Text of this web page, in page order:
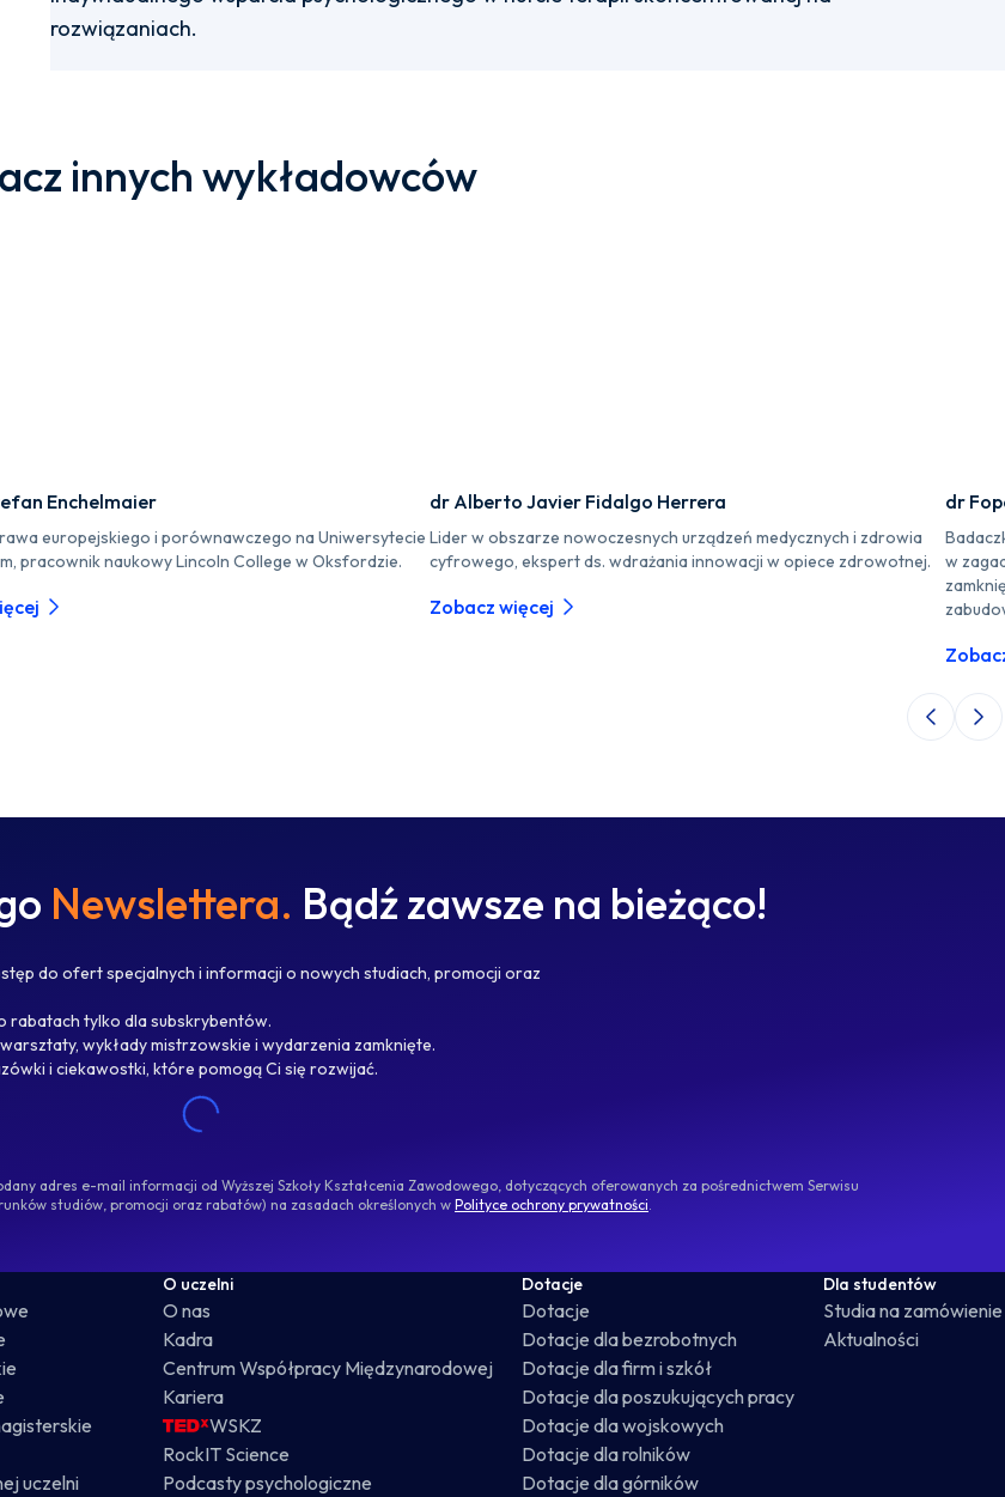
rozwiązaniach.
innych wykładowców
Enchelmaier
europejskiego i porównawczego na Uniwersytecie
pracownik naukowy Lincoln College w Oksfordzie.
dr Alberto Javier Fidalgo Herrera
Lider w obszarze nowoczesnych urządzeń medycznych i zdrowia
cyfrowego, ekspert ds. wdrażania innowacji w opiece zdrowotnej.
Zobacz więcej
dr
w
Poprzedni
Newslettera. Bądź zawsze na bieżąco!
do ofert specjalnych i informacji o nowych studiach, promocji oraz
rabatach tylko dla subskrybentów.
wykłady mistrzowskie i wydarzenia zamknięte.
i ciekawostki, które pomogą Ci się rozwijać.
adres e-mail informacji od Wyższej Szkoły Kształcenia Zawodowego, dotyczących oferowanych za pośrednictwem Serwisu
studiów, promocji oraz rabatów) na zasadach określonych w Polityce ochrony prywatności.
uczelni
O uczelni
O nas
Kadra
Centrum Współpracy Międzynarodowej
Kariera
WSKZ
RockIT Science
Podcasty psychologiczne
Dotacje
Dotacje
Dotacje dla bezrobotnych
Dotacje dla firm i szkół
Dotacje dla poszukujących pracy
Dotacje dla wojskowych
Dotacje dla rolników
Dotacje dla górników
Dla studentów
Studia na zamówienie
Aktualności